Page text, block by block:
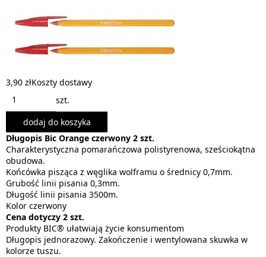
3,90 złKoszty dostawy
szt.
dodaj do koszyka
Długopis Bic Orange czerwony 2 szt.
Charakterystyczna pomarańczowa polistyrenowa, sześciokątna
obudowa.
Końcówka pisząca z węglika wolframu o średnicy 0,7mm.
Grubość linii pisania 0,3mm.
Długość linii pisania 3500m.
Kolor czerwony
Cena dotyczy 2 szt.
Produkty BIC® ułatwiają życie konsumentom
Długopis jednorazowy. Zakończenie i wentylowana skuwka w
kolorze tuszu.